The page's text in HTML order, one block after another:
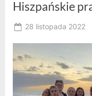
Hiszpańskie
Posted
28 listopada 2022